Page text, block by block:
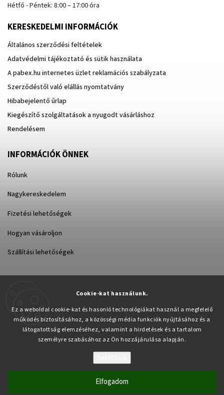
Cookie-kat használunk.
Ez a weboldal cookie-kat és hasonló technológiákat használ a megfelelő
működés biztosításához, a közösségi média funkciók nyújtásához és a
látogatottság elemzéséhez, valamint a hirdetések és a tartalom
személyre szabásához az Ön hozzájárulása alapján.
Elfogadom
Hétfő - Péntek: 8:00 – 17:00 óra
KERESKEDELMI INFORMÁCIÓK
Általános szerződési feltételek
Adatvédelmi tájékoztató és sütik használata
A pabex.hu internetes üzlet reklamációs szabályzata
Szerződéstől való elállás nyomtatvány
Hibabejelentő űrlap
Kiegészítő szolgáltatások a nyugodt vásárláshoz
Rendelésem
INFORMÁCIÓK ÖNNEK
Rólunk
Nagykereskedelem
Fizetési lehetőségek
Hogyan vásároljon
Szállítási lehetőségek
Copyright 2026Pabex.hu. Minden jog fenntartva.
Süti beállítások szerkesztése